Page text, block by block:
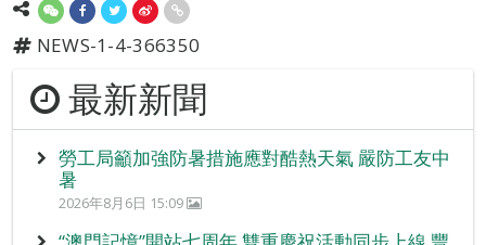
NEWS-1-4-366350
最新新聞
勞工局籲加強防暑措施應對酷熱天氣 嚴防工友中
暑
2026年8月6日 15:09